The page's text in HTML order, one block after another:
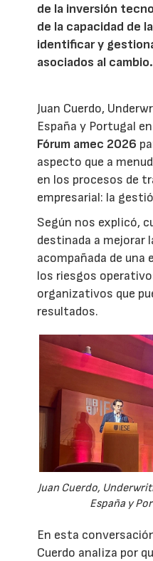
de la inversión
de la capacidad de
identificar y
asociados al cambio.
Juan Cuerdo,
España y Portugal
Fórum amec 2026
aspecto que a
en los procesos de
empresarial: la
Según nos explicó,
destinada a mejorar
acompañada de una
los riesgos
organizativos que
resultados.
Juan Cuerdo,
España y
En esta
Cuerdo analiza por